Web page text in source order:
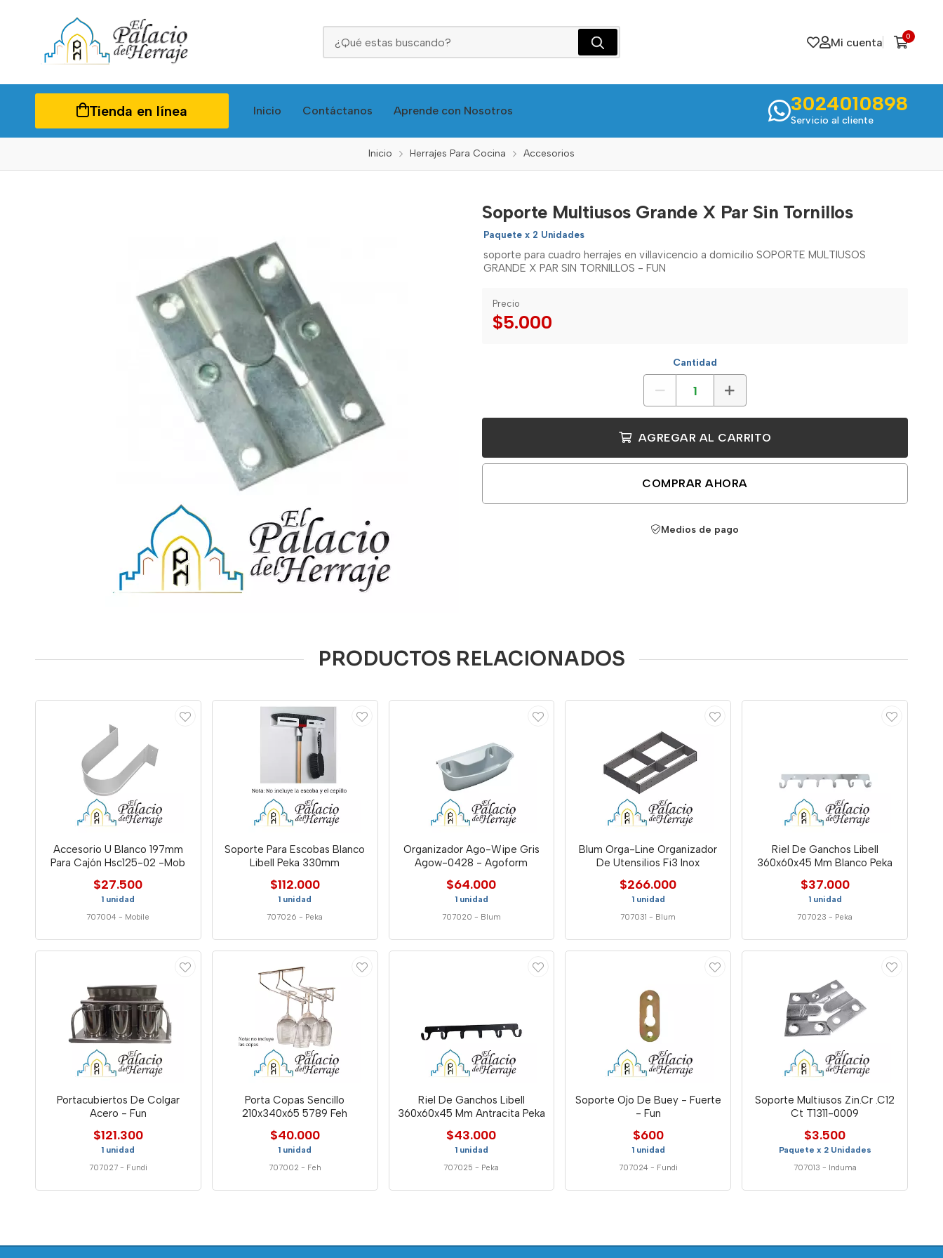
Mi cuenta 0
Tienda en línea Inicio Contáctanos Aprende con Nosotros 3024010898
Servicio al cliente
Inicio Herrajes Para Cocina Accesorios
Soporte Multiusos Grande X Par Sin Tornillos
Paquete x 2 Unidades
soporte para cuadro herrajes en villavicencio a domicilio SOPORTE MULTIUSOS
GRANDE X PAR SIN TORNILLOS - FUN
Precio
$5.000
Cantidad
AGREGAR AL CARRITO
COMPRAR AHORA
Medios de pago
PRODUCTOS RELACIONADOS
Accesorio U Blanco 197mm
Para Cajón Hsc125-02 -Mob
$27.500
1 unidad
707004 - Mobile
Soporte Para Escobas Blanco
Libell Peka 330mm
$112.000
1 unidad
707026 - Peka
Organizador Ago-Wipe Gris
Agow-0428 - Agoform
$64.000
1 unidad
707020 - Blum
Blum Orga-Line Organizador
De Utensilios Fi3 Inox
$266.000
1 unidad
707031 - Blum
Riel De Ganchos Libell
360x60x45 Mm Blanco Peka
$37.000
1 unidad
707023 - Peka
Portacubiertos De Colgar
Acero - Fun
$121.300
1 unidad
707027 - Fundi
Porta Copas Sencillo
210x340x65 5789 Feh
$40.000
1 unidad
707002 - Feh
Riel De Ganchos Libell
360x60x45 Mm Antracita Peka
$43.000
1 unidad
707025 - Peka
Soporte Ojo De Buey - Fuerte
- Fun
$600
1 unidad
707024 - Fundi
Soporte Multiusos Zin.Cr .C12
Ct T1311-0009
$3.500
Paquete x 2 Unidades
707013 - Induma